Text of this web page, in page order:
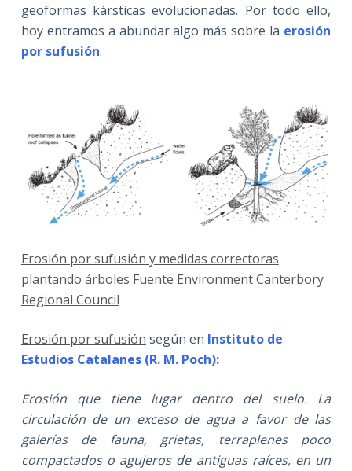
geoformas kársticas evolucionadas. Por todo ello,
hoy entramos a abundar algo más sobre la erosión
por sufusión.
Erosión por sufusión y medidas correctoras
plantando árboles Fuente Environment Canterbory
Regional Council
Erosión por sufusión según en Instituto de
Estudios Catalanes (R. M. Poch):
Erosión que tiene lugar dentro del suelo. La
circulación de un exceso de agua a favor de las
galerías de fauna, grietas, terraplenes poco
compactados o agujeros de antiguas raíces, en un